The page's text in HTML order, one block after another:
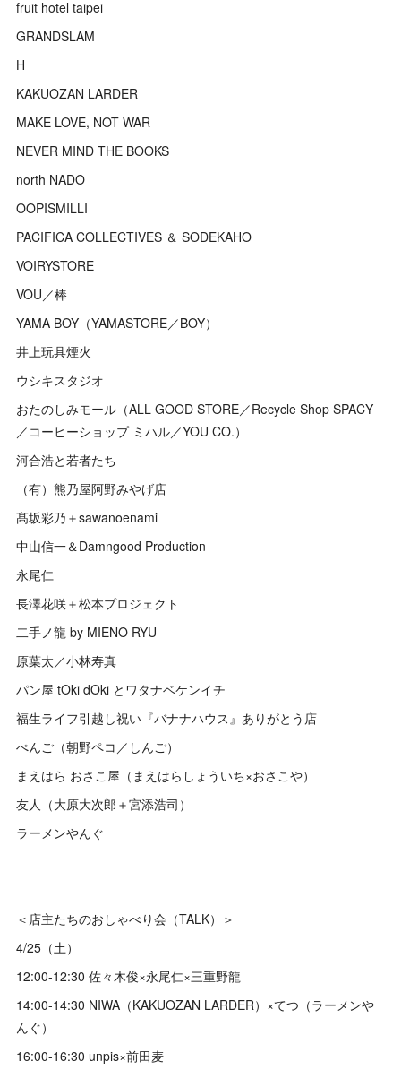
fruit hotel taipei
GRANDSLAM
H
KAKUOZAN LARDER
MAKE LOVE, NOT WAR
NEVER MIND THE BOOKS
north NADO
OOPISMILLI
PACIFICA COLLECTIVES ＆ SODEKAHO
VOIRYSTORE
VOU／棒
YAMA BOY（YAMASTORE／BOY）
井上玩具煙火
ウシキスタジオ
おたのしみモール（ALL GOOD STORE／Recycle Shop SPACY
／コーヒーショップ ミハル／YOU CO.）
河合浩と若者たち
（有）熊乃屋阿野みやげ店
髙坂彩乃＋sawanoenami
中山信一＆Damngood Production
永尾仁
長澤花咲＋松本プロジェクト
二手ノ龍 by MIENO RYU
原葉太／小林寿真
パン屋 tOki dOki とワタナベケンイチ
福生ライフ引越し祝い『バナナハウス』ありがとう店
ぺんご（朝野ペコ／しんご）
まえはら おさこ屋（まえはらしょういち×おさこや）
友人（大原大次郎＋宮添浩司）
ラーメンやんぐ
＜店主たちのおしゃべり会（TALK）＞
4/25（土）
12:00-12:30 佐々木俊×永尾仁×三重野龍
14:00-14:30 NIWA（KAKUOZAN LARDER）×てつ（ラーメンや
んぐ）
16:00-16:30 unpis×前田麦